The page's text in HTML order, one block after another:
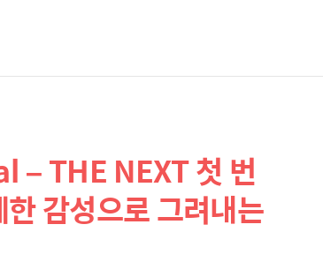
– THE NEXT 첫 번
감성으로 그려내는